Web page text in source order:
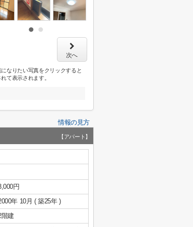
次へ
なりたい写真をクリックすると
て表示されます。
情報の見方
【アパート】
円
年 10月 ( 築25年 )
階建